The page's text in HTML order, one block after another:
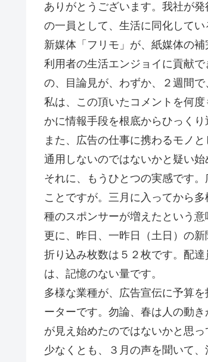
ありがとうございます。我社が
の一員として、生活に同化してい
新媒体「フリモ」が、紙媒体の
利用者の生活エンジョイに貢献
の、目論見が、わずか、２週間
私は、この頂いたコメントを何
かに情報手段を根底からひっく
また、広告の仕事に携わるモノ
通用しないのではないかと疑い始
それに、もうひとつの実感です
ことですが。三月に入ってから
種のスポンサーが増えたという意
更に、昨日、一昨日（土日）の
折り込み枚数は５２枚です。配
は、記憶のない量です。
多様な業種が、広告宣伝に予算
ーターです。勿論、春は人の動
が見え始めたのではないかと思っ
少なくとも、３月の声を聞いて